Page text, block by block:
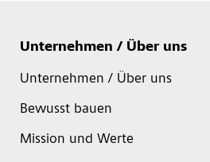
Unternehmen / Über uns
Unternehmen / Über uns
Bewusst bauen
Mission und Werte